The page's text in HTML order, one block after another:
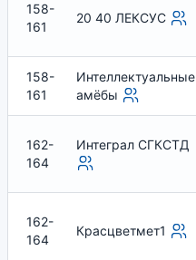
158-
161
20 40 ЛЕКСУС
158-
161
Интеллектуальные
амёбы
162-
164
Интеграл СГКСТД
162-
164
Красцветмет1